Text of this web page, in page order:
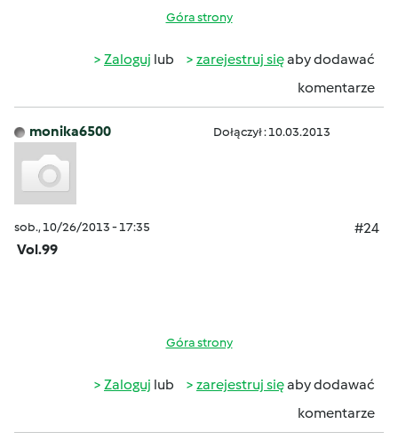
Góra strony
Zaloguj lub zarejestruj sięaby dodawać
komentarze
monika6500 Dołączył : 10.03.2013
sob., 10/26/2013 - 17:35
#24
Vol.99
Góra strony
Zaloguj lub zarejestruj sięaby dodawać
komentarze